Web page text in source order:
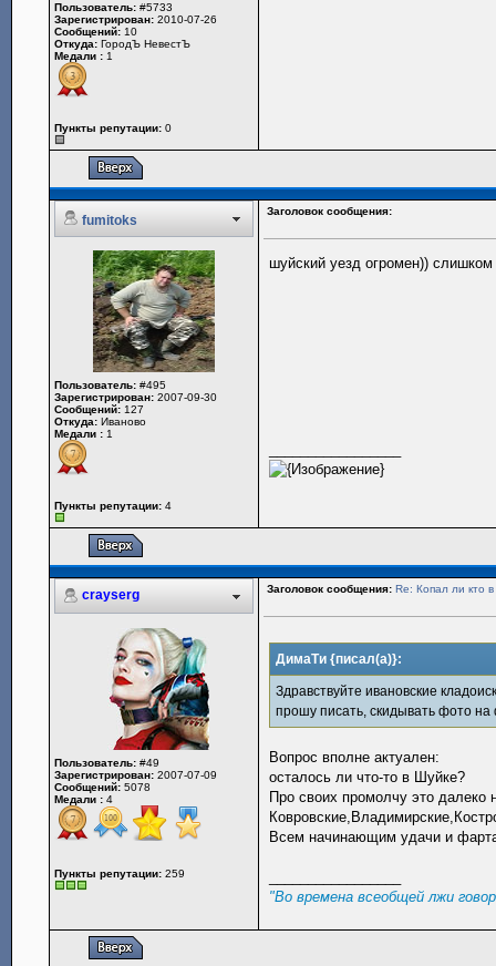
Пользователь: #5733
Зарегистрирован: 2010-07-26
Сообщений: 10
Откуда: ГородЪ НевестЪ
Медали : 1
Пункты репутации: 0
fumitoks
Заголовок сообщения:
Пользователь: #495
Зарегистрирован: 2007-09-30
Сообщений: 127
Откуда: Иваново
Медали : 1
Пункты репутации: 4
шуйский уезд огромен))
crayserg Заголовок сообщения: Re: Копал ли кто
Пользователь: #49
Зарегистрирован: 2007-07-09
Сообщений: 5078
Медали : 4
Пункты репутации: 259
ДимаТи {писал(а)}:
Здравствуйте ивановские
прошу писать, скидывать фото на
Вопрос вполне актуален:
осталось ли что-то в Шуйке?
Про своих промолчу это далеко
Всем начинающим удачи и
"Во времена всеобщей лжи